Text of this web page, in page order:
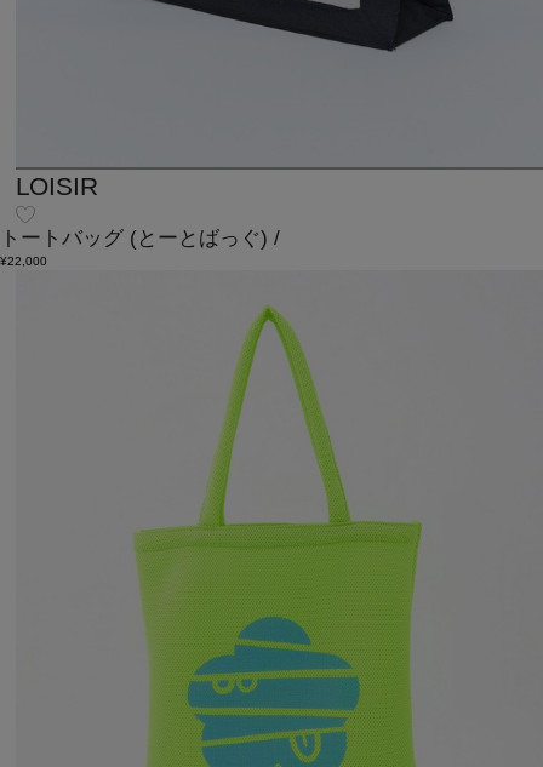
LOISIR
トートバッグ (とーとばっぐ) /
¥22,000